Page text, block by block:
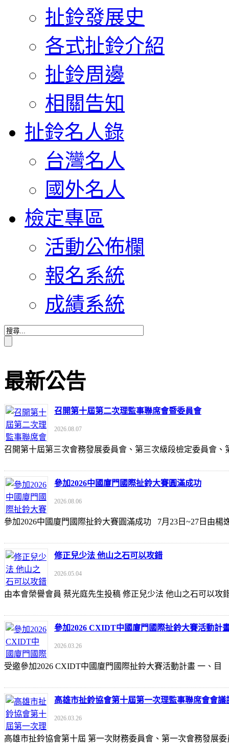
扯鈴發展史
各式扯鈴介紹
扯鈴周邊
相關告知
扯鈴名人錄
台灣名人
國外名人
檢定專區
活動公佈欄
報名系統
成績系統
最新公告
召開第十屆第二次理監事聯席會暨委員會
2026.08.07
召開第十屆第三次會務發展委員會、第三次級段檢定委員
參加2026中國廈門國際扯鈴大賽圓滿成功
2026.08.06
參加2026中國廈門國際扯鈴大賽圓滿成功 7月23日~27日由
修正兒少法 他山之石可以攻錯
2026.05.04
由本會榮譽會員 蔡光庭先生投稿 修正兒少法 他山之石可以攻
參加2026 CXIDT中國廈門國際扯鈴大賽活動計
2026.03.26
受邀參加2026 CXIDT中國廈門國際扯鈴大賽活動計畫 一、
高雄市扯鈴協會第十屆第一次理監事聯席會會議
2026.03.26
高雄市扯鈴協會第十屆 第一次財務委員會、第一次會務發展